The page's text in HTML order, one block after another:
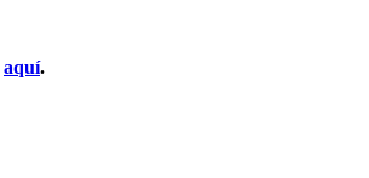
aquí.